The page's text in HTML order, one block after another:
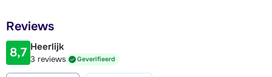
sauna, dubbele wastafel en ligstoelen. Apart toilet.
1400 meter
Afstand tot piste
11 kilometer
Reviews
8,7 Heerlijk
3 reviews Geverifieerd